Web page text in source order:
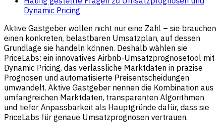
Dynamic Pricing
Aktive Gastgeber wollen nicht nur eine Zahl – sie brauchen
einen konkreten, belastbaren Umsatzplan, auf dessen
Grundlage sie handeln können. Deshalb wählen sie
PriceLabs: ein innovatives Airbnb-Umsatzprognosetool mit
Dynamic Pricing, das verlässliche Marktdaten in präzise
Prognosen und automatisierte Preisentscheidungen
umwandelt. Aktive Gastgeber nennen die Kombination aus
umfangreichen Marktdaten, transparenten Algorithmen
und tiefer Anpassbarkeit als Hauptgründe dafür, dass sie
PriceLabs für genaue Umsatzprognosen vertrauen.